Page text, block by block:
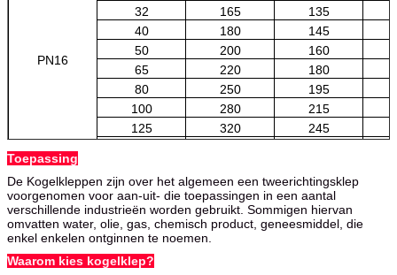
PN16
32
165 135
40
180
145
50
200 160
65
220 180
80
250 195
100
280 215
125
320 245
Toepassing
De Kogelkleppen zijn over het algemeen een tweerichtingsklep
voorgenomen voor aan-uit- die toepassingen in een aantal
verschillende industrieën worden gebruikt. Sommigen hiervan
omvatten water, olie, gas, chemisch product, geneesmiddel, die
enkel enkelen ontginnen te noemen.
Waarom kies kogelklep?